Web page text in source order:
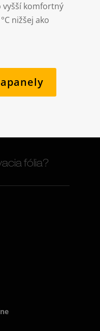
vyšší komfortný
nižšej ako
fólia?